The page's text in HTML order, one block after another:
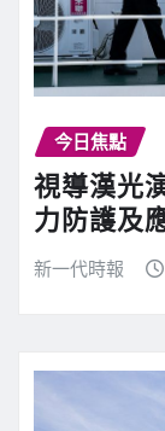
今日焦點
視導漢光
力防護及
新一代時報